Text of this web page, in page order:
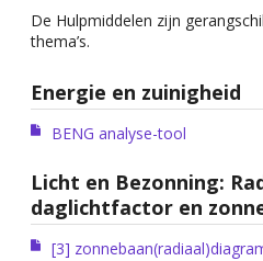
De Hulpmiddelen zijn
thema’s.
Energie en zuinigheid
BENG analyse-tool
Licht en Bezonning:
daglichtfactor en
[3]